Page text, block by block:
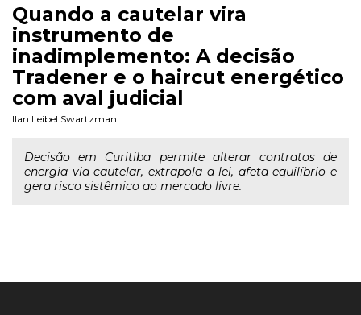
Quando a cautelar vira
instrumento de
inadimplemento: A decisão
Tradener e o haircut energético
com aval judicial
Ilan Leibel Swartzman
Decisão em Curitiba permite alterar contratos de
energia via cautelar, extrapola a lei, afeta equilíbrio e
gera risco sistêmico ao mercado livre.